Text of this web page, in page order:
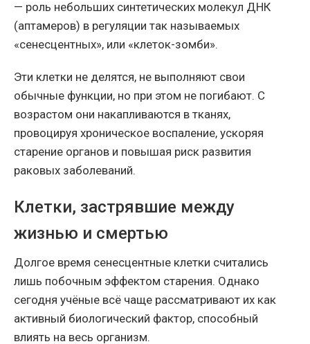
— роль небольших синтетических молекул ДНК
(аптамеров) в регуляции так называемых
«сенесцентных», или «клеток-зомби».
Эти клетки не делятся, не выполняют свои
обычные функции, но при этом не погибают. С
возрастом они накапливаются в тканях,
провоцируя хроническое воспаление, ускоряя
старение органов и повышая риск развития
раковых заболеваний.
Клетки, застрявшие между
жизнью и смертью
Долгое время сенесцентные клетки считались
лишь побочным эффектом старения. Однако
сегодня учёные всё чаще рассматривают их как
активный биологический фактор, способный
влиять на весь организм.